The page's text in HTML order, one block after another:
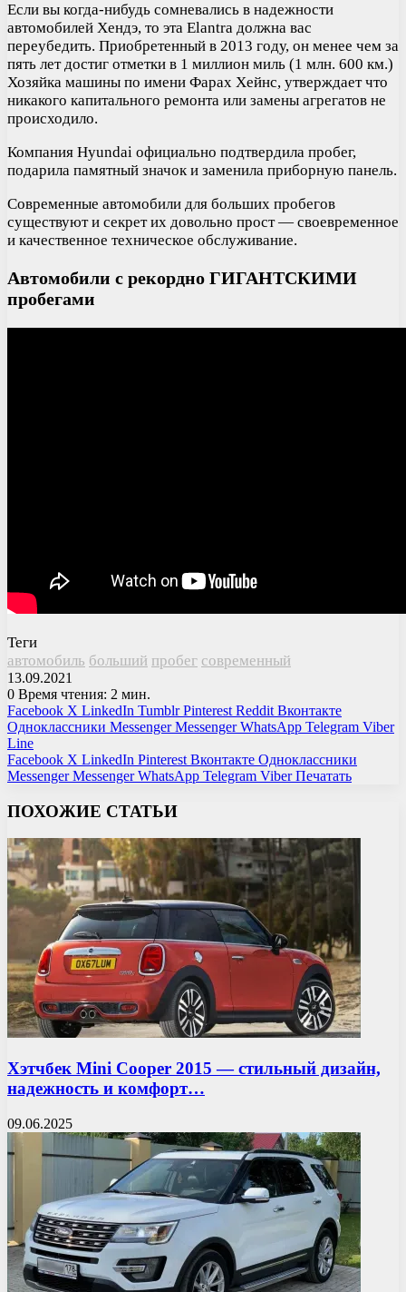
Если вы когда-нибудь сомневались в надежности
автомобилей Хендэ, то эта Elantra должна вас
переубедить. Приобретенный в 2013 году, он менее чем за
пять лет достиг отметки в 1 миллион миль (1 млн. 600 км.)
Хозяйка машины по имени Фарах Хейнс, утверждает что
никакого капитального ремонта или замены агрегатов не
происходило.
Компания Hyundai официально подтвердила пробег,
подарила памятный значок и заменила приборную панель.
Современные автомобили для больших пробегов
существуют и секрет их довольно прост — своевременное
и качественное техническое обслуживание.
Автомобили с рекордно ГИГАНТСКИМИ
пробегами
Теги
автомобиль больший пробег современный
13.09.2021
0 Время чтения: 2 мин.
Facebook X LinkedIn Tumblr Pinterest Reddit Вконтакте
Одноклассники Messenger Messenger WhatsApp Telegram Viber
Line
Facebook X LinkedIn Pinterest Вконтакте Одноклассники
Messenger Messenger WhatsApp Telegram Viber Печатать
ПОХОЖИЕ СТАТЬИ
Хэтчбек Mini Cooper 2015 — стильный дизайн,
надежность и комфорт…
09.06.2025